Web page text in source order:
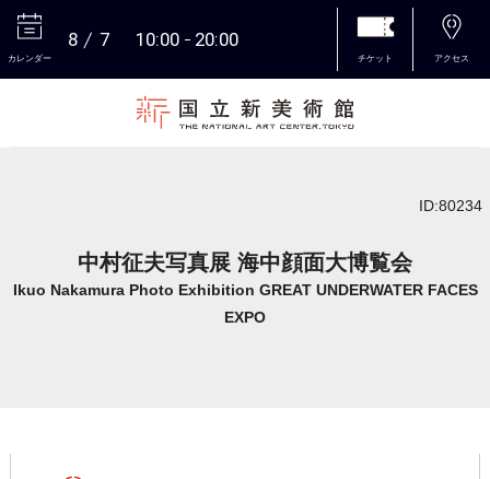
カレンダー
8 7 10:00 20:00
チケット アクセス
ID:80234
中村征夫写真展 海中顔面大博覧会
Ikuo Nakamura Photo Exhibition GREAT UNDERWATER FACES
EXPO